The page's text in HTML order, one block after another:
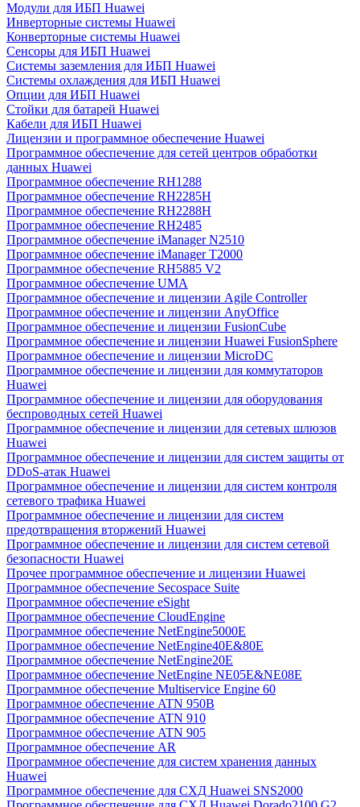
Модули для ИБП Huawei
Инверторные системы Huawei
Конверторные системы Huawei
Сенсоры для ИБП Huawei
Системы заземления для ИБП Huawei
Системы охлаждения для ИБП Huawei
Опции для ИБП Huawei
Стойки для батарей Huawei
Кабели для ИБП Huawei
Лицензии и программное обеспечение Huawei
Программное обеспечение для сетей центров обработки
данных Huawei
Программное обеспечение RH1288
Программное обеспечение RH2285H
Программное обеспечение RH2288H
Программное обеспечение RH2485
Программное обеспечение iManager N2510
Программное обеспечение iManager T2000
Программное обеспечение RH5885 V2
Программное обеспечение UMA
Программное обеспечение и лицензии Agile Controller
Программное обеспечение и лицензии AnyOffice
Программное обеспечение и лицензии FusionCube
Программное обеспечение и лицензии Huawei FusionSphere
Программное обеспечение и лицензии MicroDC
Программное обеспечение и лицензии для коммутаторов
Huawei
Программное обеспечение и лицензии для оборудования
беспроводных сетей Huawei
Программное обеспечение и лицензии для сетевых шлюзов
Huawei
Программное обеспечение и лицензии для систем защиты от
DDoS-атак Huawei
Программное обеспечение и лицензии для систем контроля
сетевого трафика Huawei
Программное обеспечение и лицензии для систем
предотвращения вторжений Huawei
Программное обеспечение и лицензии для систем сетевой
безопасности Huawei
Прочее программное обеспечение и лицензии Huawei
Программное обеспечение Secospace Suite
Программное обеспечение eSight
Программное обеспечение CloudEngine
Программное обеспечение NetEngine5000E
Программное обеспечение NetEngine40E&80E
Программное обеспечение NetEngine20E
Программное обеспечение NetEngine NE05E&NE08E
Программное обеспечение Multiservice Engine 60
Программное обеспечение ATN 950B
Программное обеспечение ATN 910
Программное обеспечение ATN 905
Программное обеспечение AR
Программное обеспечение для систем хранения данных
Huawei
Программное обеспечение для СХД Huawei SNS2000